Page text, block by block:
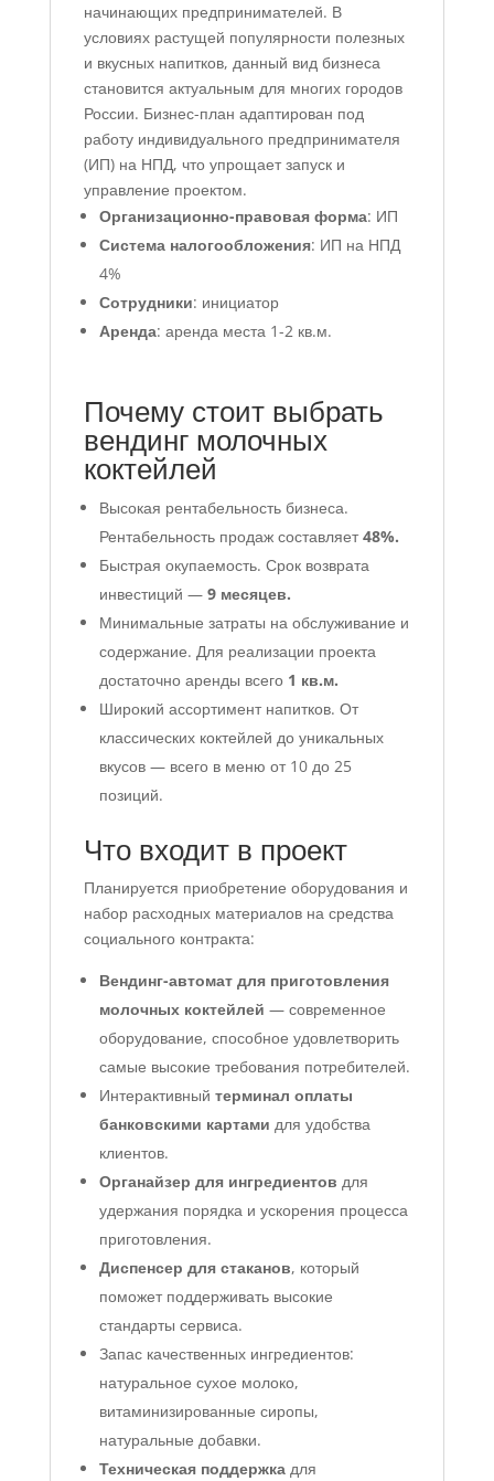
начинающих предпринимателей. В
условиях растущей популярности полезных
и вкусных напитков, данный вид бизнеса
становится актуальным для многих городов
России. Бизнес-план адаптирован под
работу индивидуального предпринимателя
(ИП) на НПД, что упрощает запуск и
управление проектом.
Организационно-правовая форма: ИП
Система налогообложения: ИП на НПД
4%
Сотрудники: инициатор
Аренда: аренда места 1-2 кв.м.
Почему стоит выбрать
вендинг молочных
коктейлей
Высокая рентабельность бизнеса.
Рентабельность продаж составляет48%.
Быстрая окупаемость. Срок возврата
инвестиций — 9 месяцев.
Минимальные затраты на обслуживание и
содержание. Для реализации проекта
достаточно аренды всего 1 кв.м.
Широкий ассортимент напитков. От
классических коктейлей до уникальных
вкусов — всего в меню от 10 до 25
позиций.
Что входит в проект
Планируется приобретение оборудования и
набор расходных материалов на средства
социального контракта:
Вендинг-автомат для приготовления
молочных коктейлей — современное
оборудование, способное удовлетворить
самые высокие требования потребителей.
Интерактивный терминал оплаты
банковскими картами для удобства
клиентов.
Органайзер для ингредиентов для
удержания порядка и ускорения процесса
приготовления.
Диспенсер для стаканов, который
поможет поддерживать высокие
стандарты сервиса.
Запас качественных ингредиентов:
натуральное сухое молоко,
витаминизированные сиропы,
натуральные добавки.
Техническая поддержкадля